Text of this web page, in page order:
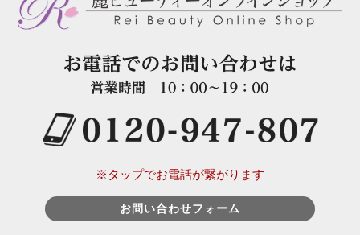
※タップでお電話が繋がります
お問い合わせフォーム